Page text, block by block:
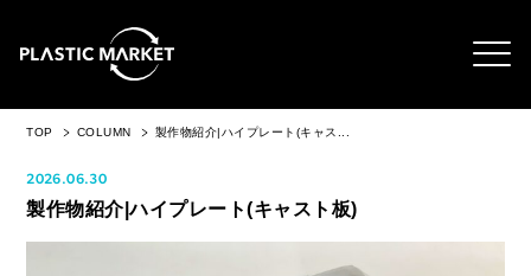
TOP COLUMN 製作物紹介|ハイプレート(キャス...
2026.06.30
製作物紹介|ハイプレート(キャスト板)